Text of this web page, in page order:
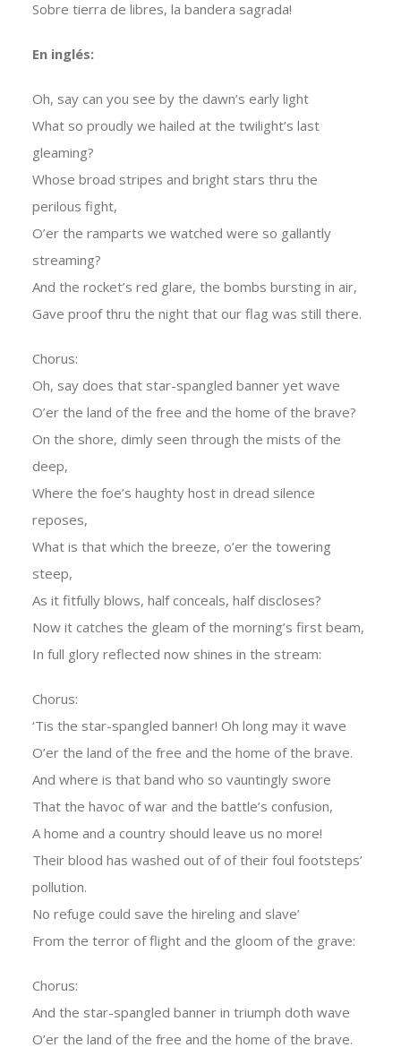
Sobre tierra de libres, la bandera sagrada!
En inglés:
Oh, say can you see by the dawn’s early light
What so proudly we hailed at the twilight’s last
gleaming?
Whose broad stripes and bright stars thru the
perilous fight,
O’er the ramparts we watched were so gallantly
streaming?
And the rocket’s red glare, the bombs bursting in air,
Gave proof thru the night that our flag was still there.
Chorus:
Oh, say does that star-spangled banner yet wave
O’er the land of the free and the home of the brave?
On the shore, dimly seen through the mists of the
deep,
Where the foe’s haughty host in dread silence
reposes,
What is that which the breeze, o’er the towering
steep,
As it fitfully blows, half conceals, half discloses?
Now it catches the gleam of the morning’s first beam,
In full glory reflected now shines in the stream:
Chorus:
‘Tis the star-spangled banner! Oh long may it wave
O’er the land of the free and the home of the brave.
And where is that band who so vauntingly swore
That the havoc of war and the battle’s confusion,
A home and a country should leave us no more!
Their blood has washed out of of their foul footsteps’
pollution.
No refuge could save the hireling and slave’
From the terror of flight and the gloom of the grave:
Chorus:
And the star-spangled banner in triumph doth wave
O’er the land of the free and the home of the brave.